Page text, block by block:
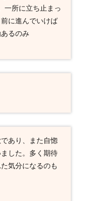
一所に立ち止まっ
に進んでいけば
るのみ
あり、また自惚
した。多く期待
気分になるのも